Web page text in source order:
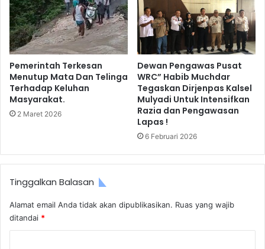
Pemerintah Terkesan
Menutup Mata Dan Telinga
Terhadap Keluhan
Masyarakat.
2 Maret 2026
Dewan Pengawas Pusat
WRC” Habib Muchdar
Tegaskan Dirjenpas Kalsel
Mulyadi Untuk Intensifkan
Razia dan Pengawasan
Lapas !
6 Februari 2026
Tinggalkan Balasan
Alamat email Anda tidak akan dipublikasikan. Ruas yang wajib
ditandai *